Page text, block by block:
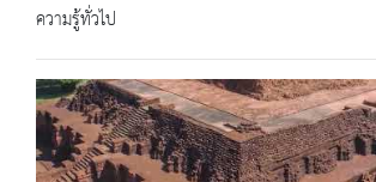
ความรู้ทั่วไป